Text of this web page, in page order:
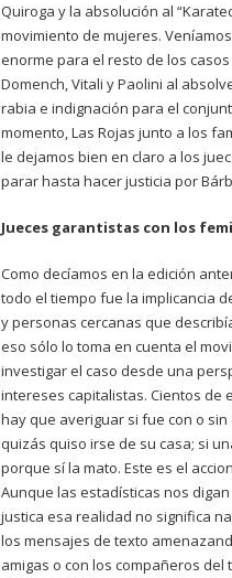
Quiroga y la absolución al
movimiento de mujeres.
enorme para el resto de los
Domench, Vitali y Paolini al
rabia e indignación para el
momento, Las Rojas junto a los
le dejamos bien en claro a los
parar hasta hacer justicia por
Jueces garantistas con los
Como decíamos en la edición
todo el tiempo fue la implicancia
y personas cercanas que
eso sólo lo toma en cuenta el
investigar el caso desde una
intereses capitalistas. Cientos de
hay que averiguar si fue con o
quizás quiso irse de su casa; si
porque sí la mato. Este es el
Aunque las estadísticas nos
justica esa realidad no significa
los mensajes de texto
amigas o con los compañeros